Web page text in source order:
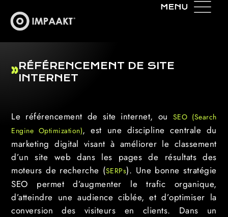
RÉFÉRENCEMENT DE SITE
INTERNET
Le référencement de site internet, ou SEO (Search
Engine Optimization), est une discipline centrale du
marketing digital visant à améliorer le classement
d’un site web dans les pages de résultats des
moteurs de recherche (SERPs). Une bonne stratégie
SEO permet d’augmenter le trafic organique,
d’atteindre une audience ciblée, et d’optimiser la
conversion des visiteurs en clients. Dans un